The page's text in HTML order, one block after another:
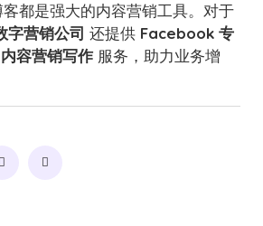
都是强大的内容营销工具。对于
字营销公司 还提供 Facebook 专
容营销写作 服务，助力业务增